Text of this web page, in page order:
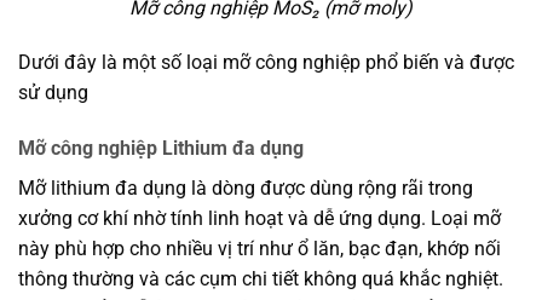
Mỡ công nghiệp MoS₂ (mỡ moly)
Dưới đây là một số loại mỡ công nghiệp phổ biến và được
sử dụng
Mỡ công nghiệp Lithium đa dụng
Mỡ lithium đa dụng là dòng được dùng rộng rãi trong
xưởng cơ khí nhờ tính linh hoạt và dễ ứng dụng. Loại mỡ
này phù hợp cho nhiều vị trí như ổ lăn, bạc đạn, khớp nối
thông thường và các cụm chi tiết không quá khắc nghiệt.